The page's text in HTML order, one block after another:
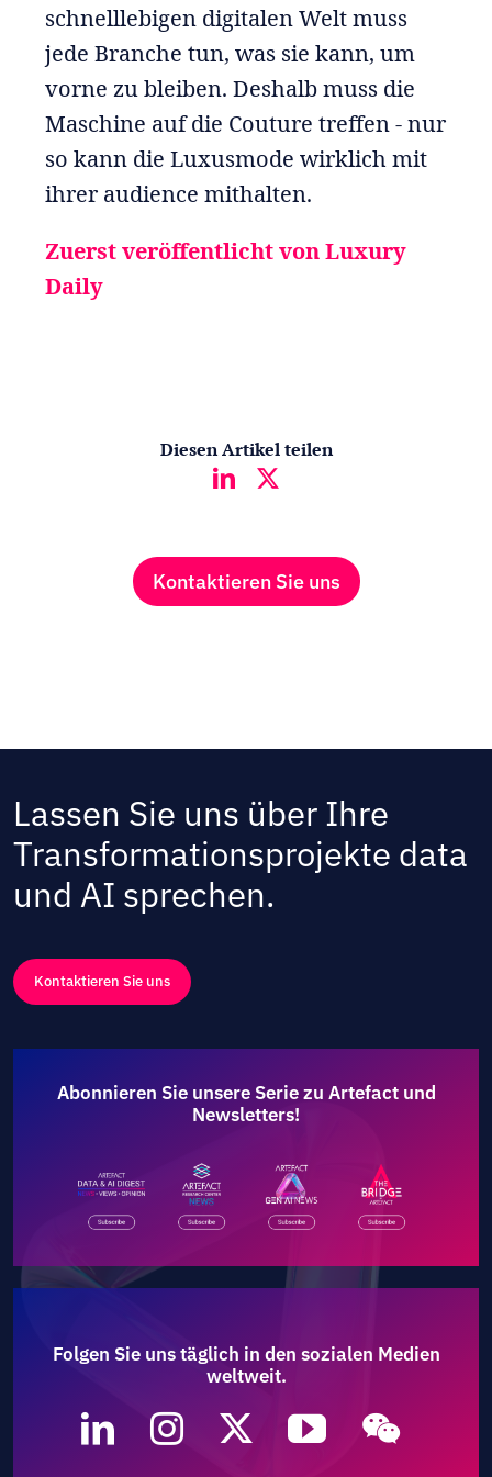
schnelllebigen digitalen Welt muss
jede Branche tun, was sie kann, um
vorne zu bleiben. Deshalb muss die
Maschine auf die Couture treffen - nur
so kann die Luxusmode wirklich mit
ihrer audience mithalten.
Zuerst veröffentlicht von Luxury
Daily
Diesen Artikel teilen
Kontaktieren Sie uns
Lassen Sie uns über Ihre
Transformationsprojekte data
und AI sprechen.
Kontaktieren Sie uns
Abonnieren Sie unsere Serie zu Artefact und
Newsletters!
Folgen Sie uns täglich in den sozialen Medien
weltweit.